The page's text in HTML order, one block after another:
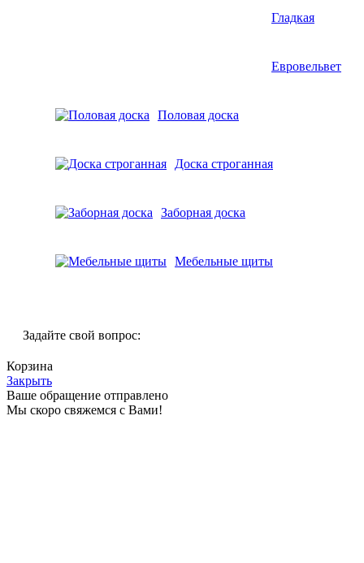
Гладкая
Евровельвет
Половая доска
Доска строганная
Заборная доска
Мебельные щиты
Задайте свой вопрос:
Корзина
Закрыть
Ваше обращение отправлено
Мы скоро свяжемся с Вами!